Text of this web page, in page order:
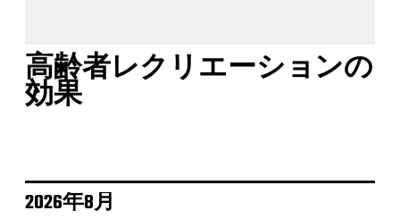
高齢者レクリエーションの
効果
2026年8月